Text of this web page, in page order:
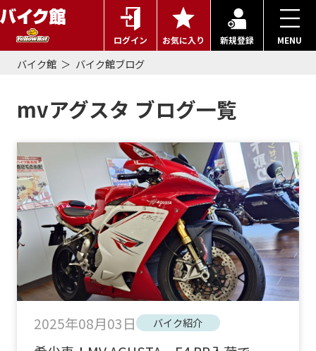
ログイン お気に入り 新規登録 MENU
バイク館 バイク館ブログ
mvアグスタ ブログ一覧
2025年08月03日 バイク紹介